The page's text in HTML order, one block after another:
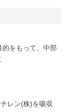
をもって、中部
レン(株)を吸収